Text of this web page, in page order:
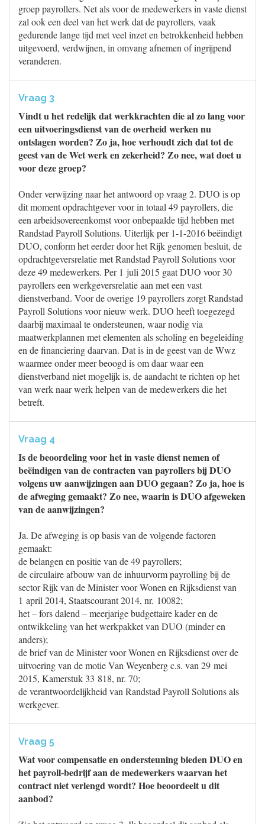
groep payrollers. Net als voor de medewerkers in vaste dienst
zal ook een deel van het werk dat de payrollers, vaak
gedurende lange tijd met veel inzet en betrokkenheid hebben
uitgevoerd, verdwijnen, in omvang afnemen of ingrijpend
veranderen.
Vraag 3
Vindt u het redelijk dat werkkrachten die al zo lang voor
een uitvoeringsdienst van de overheid werken nu
ontslagen worden? Zo ja, hoe verhoudt zich dat tot de
geest van de Wet werk en zekerheid? Zo nee, wat doet u
voor deze groep?
Onder verwijzing naar het antwoord op vraag 2. DUO is op
dit moment opdrachtgever voor in totaal 49 payrollers, die
een arbeidsovereenkomst voor onbepaalde tijd hebben met
Randstad Payroll Solutions. Uiterlijk per 1-1-2016 beëindigt
DUO, conform het eerder door het Rijk genomen besluit, de
opdrachtgeversrelatie met Randstad Payroll Solutions voor
deze 49 medewerkers. Per 1 juli 2015 gaat DUO voor 30
payrollers een werkgeversrelatie aan met een vast
dienstverband. Voor de overige 19 payrollers zorgt Randstad
Payroll Solutions voor nieuw werk. DUO heeft toegezegd
daarbij maximaal te ondersteunen, waar nodig via
maatwerkplannen met elementen als scholing en begeleiding
en de financiering daarvan. Dat is in de geest van de Wwz
waarmee onder meer beoogd is om daar waar een
dienstverband niet mogelijk is, de aandacht te richten op het
van werk naar werk helpen van de medewerkers die het
betreft.
Vraag 4
Is de beoordeling voor het in vaste dienst nemen of
beëindigen van de contracten van payrollers bij DUO
volgens uw aanwijzingen aan DUO gegaan? Zo ja, hoe is
de afweging gemaakt? Zo nee, waarin is DUO afgeweken
van de aanwijzingen?
Ja. De afweging is op basis van de volgende factoren
gemaakt:
de belangen en positie van de 49 payrollers;
de circulaire afbouw van de inhuurvorm payrolling bij de
sector Rijk van de Minister voor Wonen en Rijksdienst van
1 april 2014, Staatscourant 2014, nr. 10082;
het – fors dalend – meerjarige budgettaire kader en de
ontwikkeling van het werkpakket van DUO (minder en
anders);
de brief van de Minister voor Wonen en Rijksdienst over de
uitvoering van de motie Van Weyenberg c.s. van 29 mei
2015, Kamerstuk 33 818, nr. 70;
de verantwoordelijkheid van Randstad Payroll Solutions als
werkgever.
Vraag 5
Wat voor compensatie en ondersteuning bieden DUO en
het payroll-bedrijf aan de medewerkers waarvan het
contract niet verlengd wordt? Hoe beoordeelt u dit
aanbod?